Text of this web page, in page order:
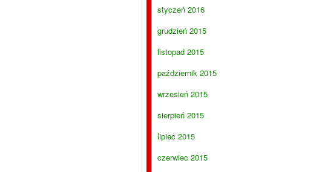
styczeń 2016
grudzień 2015
listopad 2015
październik 2015
wrzesień 2015
sierpień 2015
lipiec 2015
czerwiec 2015